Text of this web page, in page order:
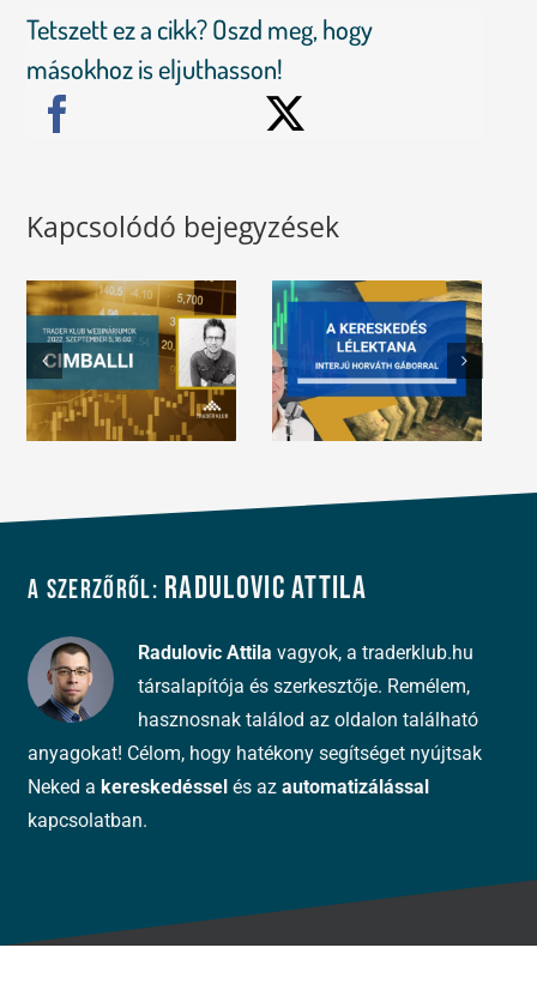
Tetszett ez a cikk? Oszd meg, hogy
másokhoz is eljuthasson!
Kapcsolódó bejegyzések
A szerzőről: Radulovic Attila
Radulovic Attila vagyok, a traderklub.hu
társalapítója és szerkesztője. Remélem,
hasznosnak találod az oldalon található
anyagokat! Célom, hogy hatékony segítséget nyújtsak
Neked akereskedéssel és azautomatizálással
kapcsolatban.